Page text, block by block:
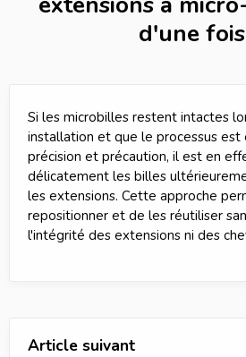
d'une
Si les microbilles restent intactes
installation et que le processus est
précision et précaution, il est en
délicatement les billes
les extensions. Cette approche
repositionner et de les réutiliser
l'intégrité des extensions ni des
Article suivant